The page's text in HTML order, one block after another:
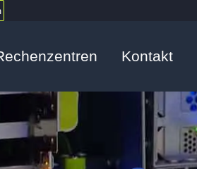
Kontakt